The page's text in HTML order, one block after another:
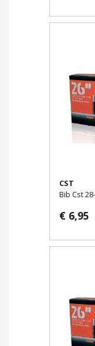
CST
Bib Cst
€ 6,95